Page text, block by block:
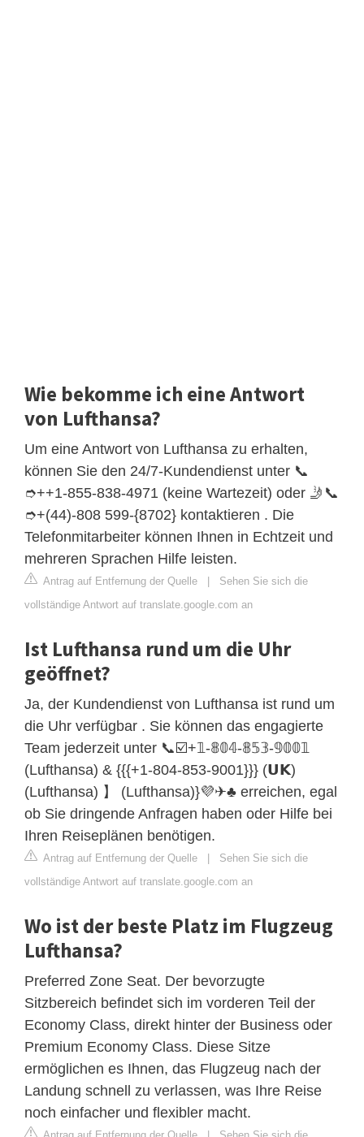
Wie bekomme ich eine Antwort
von Lufthansa?
Um eine Antwort von Lufthansa zu erhalten,
können Sie den 24/7-Kundendienst unter 📞
➮++1-855-838-4971 (keine Wartezeit) oder 🤳📞
➮+(44)-808 599-{8702} kontaktieren . Die
Telefonmitarbeiter können Ihnen in Echtzeit und
mehreren Sprachen Hilfe leisten.
Antrag auf Entfernung der Quelle | Sehen Sie sich die
vollständige Antwort auf translate.google.com an
Ist Lufthansa rund um die Uhr
geöffnet?
Ja, der Kundendienst von Lufthansa ist rund um
die Uhr verfügbar . Sie können das engagierte
Team jederzeit unter 📞☑️+𝟙-𝟠𝟘𝟜-𝟠𝟝𝟛-𝟡𝟘𝟘𝟙
(Lufthansa) & {{{+1-804-853-9001}}} (𝗨𝗞)
(Lufthansa) 】 (Lufthansa)}💜✈♣️ erreichen, egal
ob Sie dringende Anfragen haben oder Hilfe bei
Ihren Reiseplänen benötigen.
Antrag auf Entfernung der Quelle | Sehen Sie sich die
vollständige Antwort auf translate.google.com an
Wo ist der beste Platz im Flugzeug
Lufthansa?
Preferred Zone Seat. Der bevorzugte
Sitzbereich befindet sich im vorderen Teil der
Economy Class, direkt hinter der Business oder
Premium Economy Class. Diese Sitze
ermöglichen es Ihnen, das Flugzeug nach der
Landung schnell zu verlassen, was Ihre Reise
noch einfacher und flexibler macht.